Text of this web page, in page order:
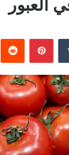
العبور
بينتيريست